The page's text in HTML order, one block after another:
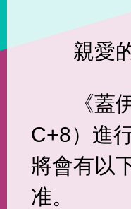
親愛
《
C+8）進
將會有以
准。